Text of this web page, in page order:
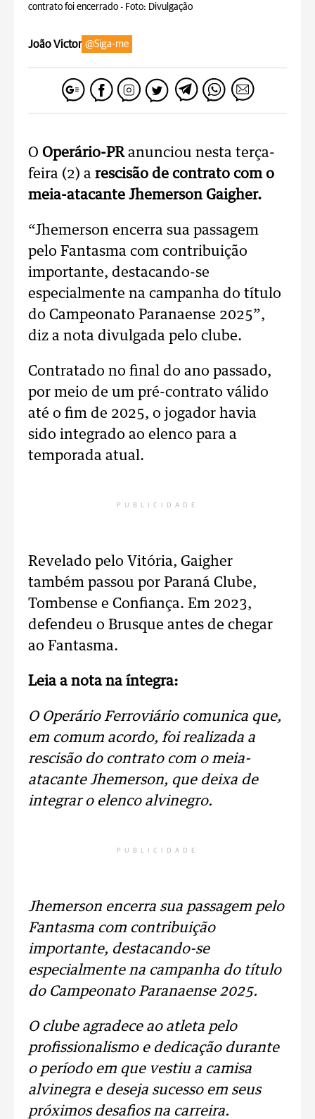
contrato foi encerrado - Foto: Divulgação
João Victor @Siga-me
O Operário-PRanunciou nesta terça-
feira (2) a rescisão de contrato com o
meia-atacante Jhemerson Gaigher.
“Jhemerson encerra sua passagem
pelo Fantasma com contribuição
importante, destacando-se
especialmente na campanha do título
do Campeonato Paranaense 2025”,
diz a nota divulgada pelo clube.
Contratado no final do ano passado,
por meio de um pré-contrato válido
até o fim de 2025, o jogador havia
sido integrado ao elenco para a
temporada atual.
PUBLICIDADE
Revelado pelo Vitória, Gaigher
também passou por Paraná Clube,
Tombense e Confiança. Em 2023,
defendeu o Brusque antes de chegar
ao Fantasma.
Leia a nota na íntegra:
O Operário Ferroviário comunica que,
em comum acordo, foi realizada a
rescisão do contrato com o meia-
atacante Jhemerson, que deixa de
integrar o elenco alvinegro.
PUBLICIDADE
Jhemerson encerra sua passagem pelo
Fantasma com contribuição
importante, destacando-se
especialmente na campanha do título
do Campeonato Paranaense 2025.
O clube agradece ao atleta pelo
profissionalismo e dedicação durante
o período em que vestiu a camisa
alvinegra e deseja sucesso em seus
próximos desafios na carreira.